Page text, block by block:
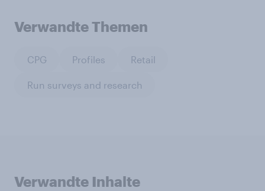
Verwandte Themen
CPG Profiles Retail
Run surveys and research
Verwandte Inhalte